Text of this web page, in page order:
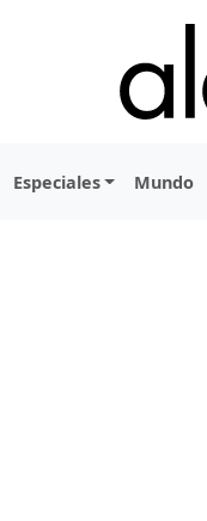
Especiales Mundo